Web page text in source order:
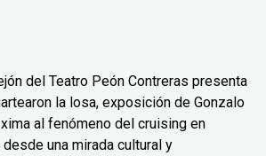
del Teatro Peón Contreras presenta
la losa, exposición de Gonzalo
al fenómeno del cruising en
una mirada cultural y